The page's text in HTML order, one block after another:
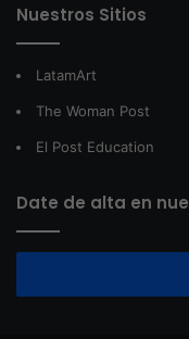
Nuestros Sitios
LatamArt
The Woman Post
El Post Education
Date de alta en